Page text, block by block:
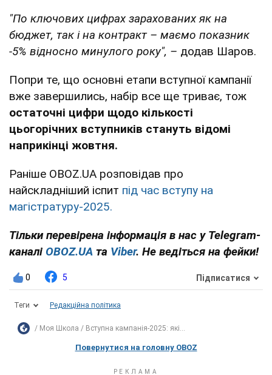
"По ключових цифрах зарахованих як на
бюджет, так і на контракт – маємо показник
-5% відносно минулого року", – додав Шаров.
Попри те, що основні етапи вступної кампанії
вже завершились, набір все ще триває, тож
остаточні цифри щодо кількості
цьогорічних вступників стануть відомі
наприкінці жовтня.
Раніше OBOZ.UA розповідав про
найскладніший іспит під час вступу на
магістратуру-2025.
Тільки перевірена інформація в нас у Telegram-
каналі OBOZ.UA та Viber. Не ведіться на фейки!
0 5 Підписатися
Теги Редакційна політика
Моя Школа Вступна кампанія-2025: які...
Повернутися на головну OBOZ